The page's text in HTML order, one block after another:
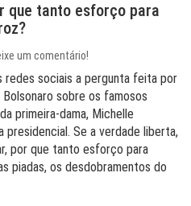
que tanto esforço para
um comentário!
redes sociais a pergunta feita por
sobre os famosos
primeira-dama, Michelle
presidencial. Se a verdade liberta,
por que tanto esforço para
piadas, os desdobramentos do